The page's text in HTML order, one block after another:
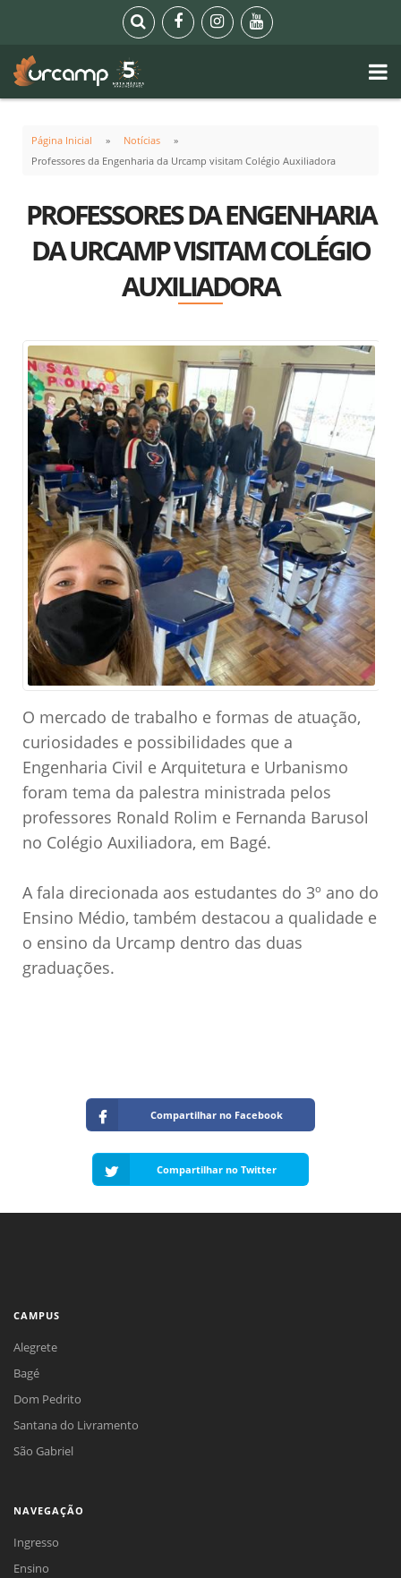
Página Inicial
Notícias
Professores da Engenharia da Urcamp visitam Colégio Auxiliadora
PROFESSORES DA ENGENHARIA
DA URCAMP VISITAM COLÉGIO
AUXILIADORA
O mercado de trabalho e formas de atuação,
curiosidades e possibilidades que a
Engenharia Civil e Arquitetura e Urbanismo
foram tema da palestra ministrada pelos
professores Ronald Rolim e Fernanda Barusol
no Colégio Auxiliadora, em Bagé.
A fala direcionada aos estudantes do 3º ano do
Ensino Médio, também destacou a qualidade e
o ensino da Urcamp dentro das duas
graduações.
Compartilhar no Facebook
Compartilhar no Twitter
CAMPUS
Alegrete
Bagé
Dom Pedrito
Santana do Livramento
São Gabriel
NAVEGAÇÃO
Ingresso
Ensino